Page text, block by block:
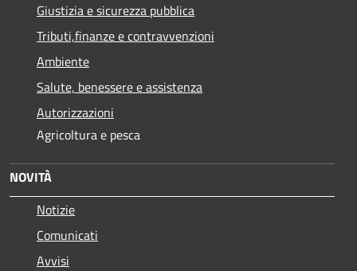
Giustizia e sicurezza pubblica
Tributi,finanze e contravvenzioni
Ambiente
Salute, benessere e assistenza
Autorizzazioni
Agricoltura e pesca
NOVITÀ
Notizie
Comunicati
Avvisi